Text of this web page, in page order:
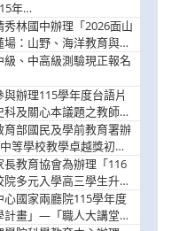
年
「AI賦能應用於智慧半
歡迎學生踴躍報名參加
林國中辦理「2026面山
：山野、海洋教育與戶
」，歡迎踴躍報名參加
級、中高級測驗現正報名
辦理115學年度台語片
及關心本議題之教師踴
育部國民及學前教育署辦
等學校教學卓越獎初選
勵教師踴躍報名
長教育協會為辦理「116
多元入學高三學生升學
」
心國家兩廳院115學年度
計畫」—「職人大講堂」